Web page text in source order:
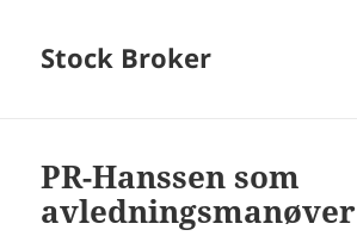
Stock Broker
PR-Hanssen som
avledningsmanøver